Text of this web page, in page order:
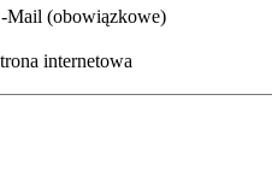
Mail (obowiązkowe)
internetowa